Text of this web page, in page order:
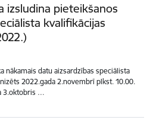
izsludina pieteikšanos
kvalifikācijas
nākamais datu aizsardzības speciālista
2022.gada 2.novembrī plkst. 10.00.
3.oktobris …